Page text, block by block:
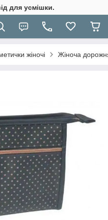
для усмішки.
жіночі Жіноча